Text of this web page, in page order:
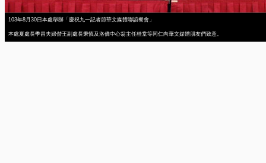
103年8月30日本處舉辦「慶祝九一記者節華文媒體聯誼餐會」
本處夏處長季昌夫婦偕王副處長秉慎及洛僑中心翁主任桂堂等同仁向華文媒體朋友們致意。